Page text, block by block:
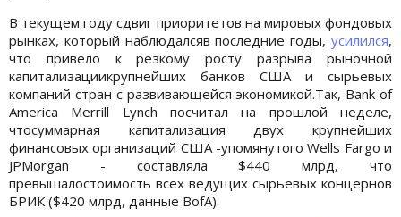
В текущем году сдвиг приоритетов на мировых фондовых
рынках, который наблюдалсяв последние годы, усилился,
что привело к резкому росту разрыва рыночной
капитализациикрупнейших банков США и сырьевых
компаний стран с развивающейся экономикой.Так, Bank of
America Merrill Lynch посчитал на прошлой неделе,
чтосуммарная капитализация двух крупнейших
финансовых организаций США -упомянутого Wells Fargo и
JPMorgan - составляла $440 млрд, что
превышалостоимость всех ведущих сырьевых концернов
БРИК ($420 млрд, данные BofA).